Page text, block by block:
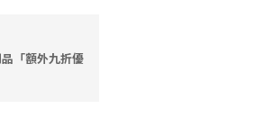
「額外九折優